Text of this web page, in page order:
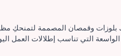
وقمصان المصممة لتمنحكِ
التي تناسب إطلالات العمل